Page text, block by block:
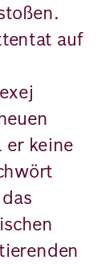
auf
er keine